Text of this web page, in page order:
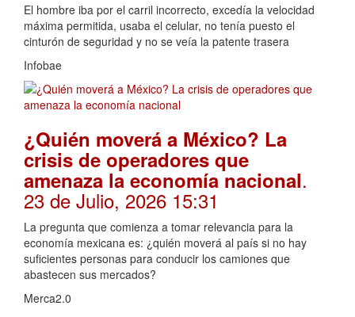
El hombre iba por el carril incorrecto, excedía la velocidad
máxima permitida, usaba el celular, no tenía puesto el
cinturón de seguridad y no se veía la patente trasera
Infobae
¿Quién moverá a México? La
crisis de operadores que
amenaza la economía nacional.
23 de Julio, 2026 15:31
La pregunta que comienza a tomar relevancia para la
economía mexicana es: ¿quién moverá al país si no hay
suficientes personas para conducir los camiones que
abastecen sus mercados?
Merca2.0